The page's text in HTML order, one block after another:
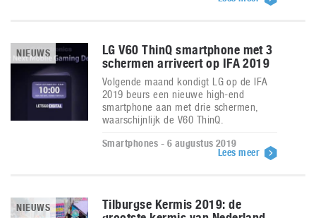
NIEUWS
LG V60 ThinQ smartphone met 3
schermen arriveert op IFA 2019
Volgende maand kondigt LG op de IFA
2019 beurs een nieuwe high-end
smartphone aan met drie schermen,
waarschijnlijk de V60 ThinQ.
Smartphones - 6 augustus 2019
Lees meer
NIEUWS
Tilburgse Kermis 2019: de